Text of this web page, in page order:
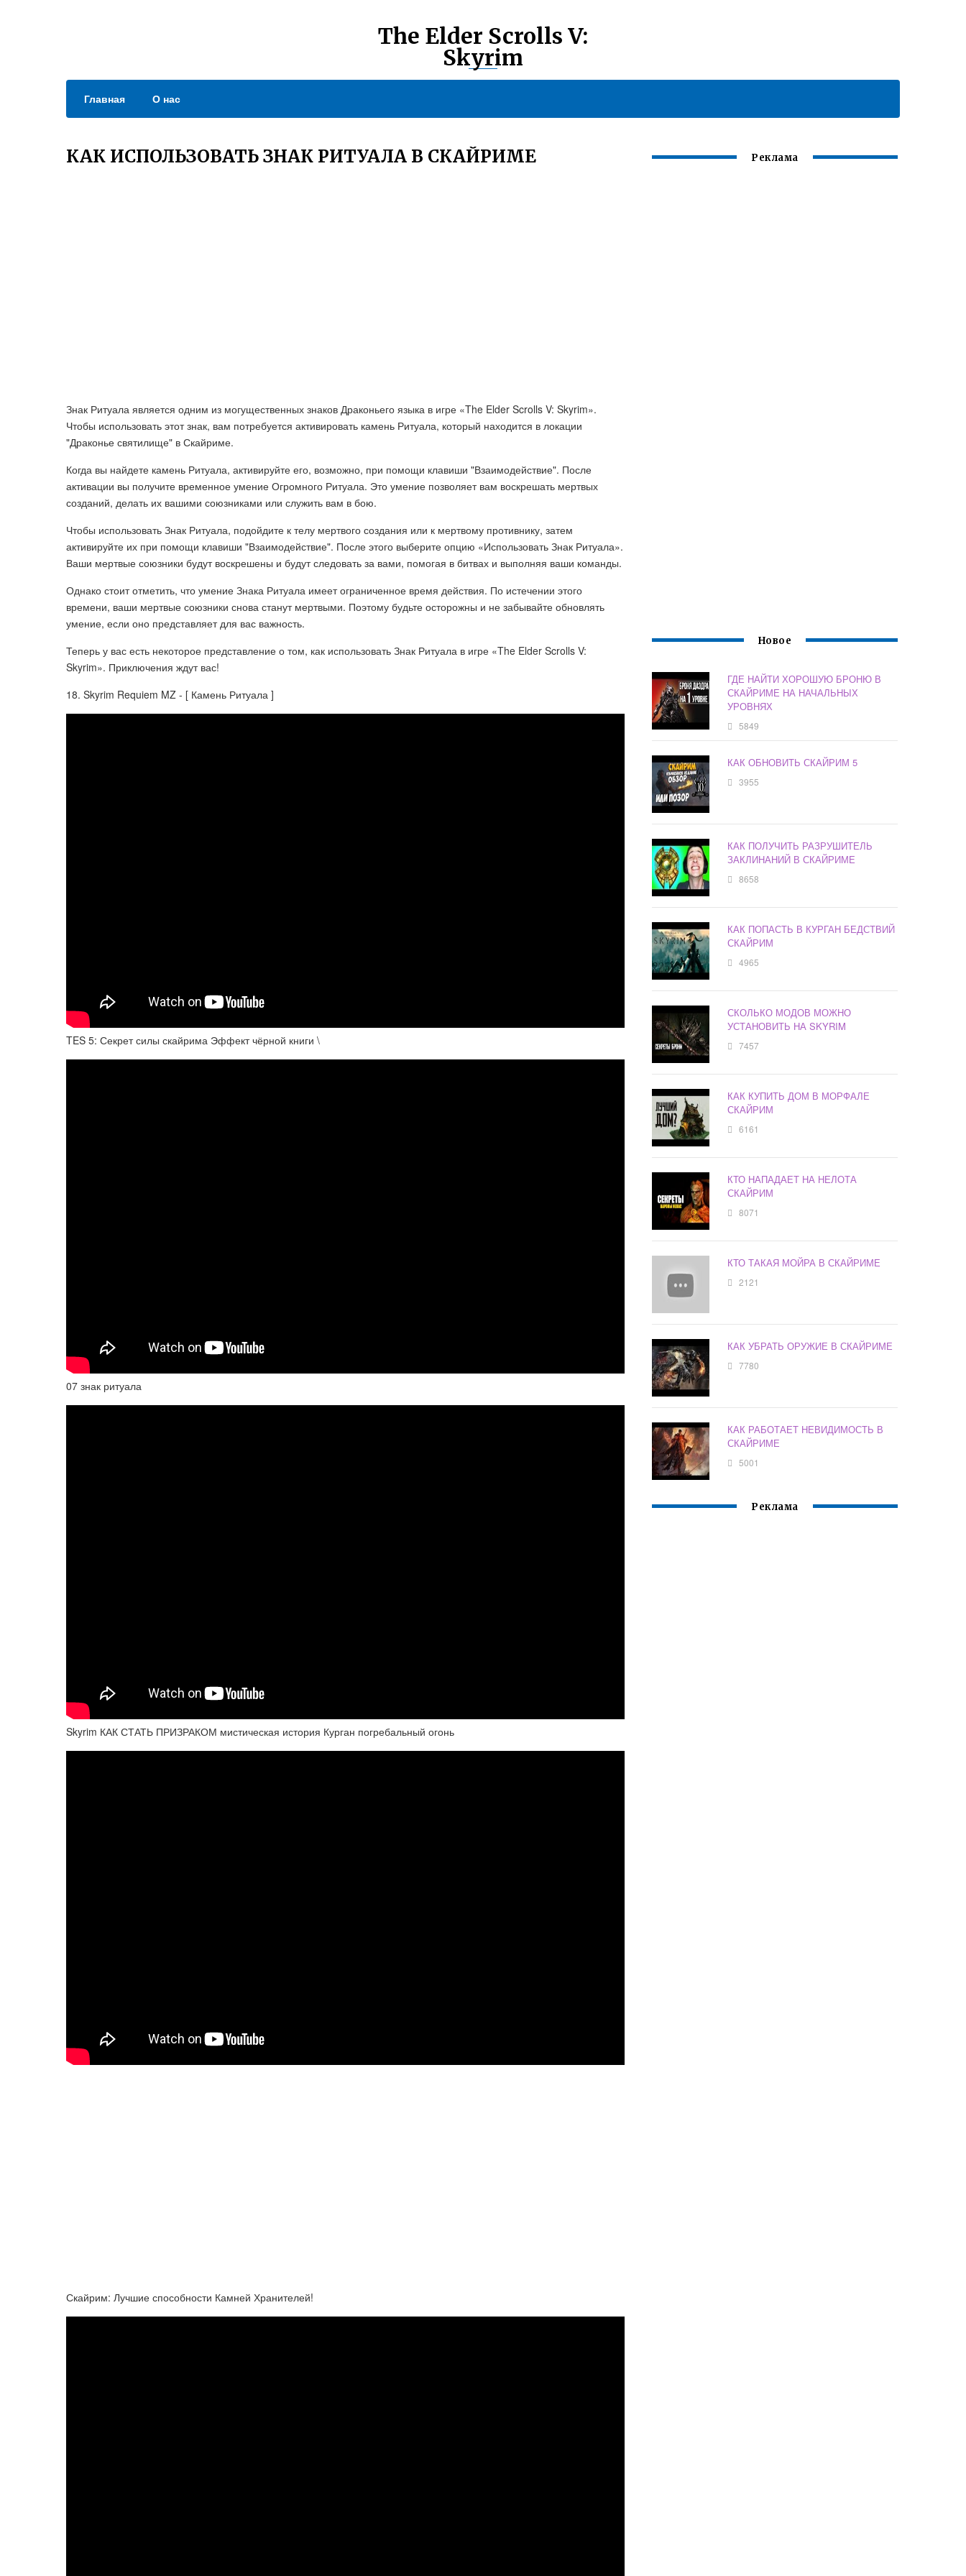
The Elder Scrolls V:
Skyrim
Главная О нас
КАК ИСПОЛЬЗОВАТЬ ЗНАК РИТУАЛА В СКАЙРИМЕ
Знак Ритуала является одним из могущественных знаков Драконьего языка в игре «The Elder Scrolls V: Skyrim».
Чтобы использовать этот знак, вам потребуется активировать камень Ритуала, который находится в локации
"Драконье святилище" в Скайриме.
Когда вы найдете камень Ритуала, активируйте его, возможно, при помощи клавиши "Взаимодействие". После
активации вы получите временное умение Огромного Ритуала. Это умение позволяет вам воскрешать мертвых
созданий, делать их вашими союзниками или служить вам в бою.
Чтобы использовать Знак Ритуала, подойдите к телу мертвого создания или к мертвому противнику, затем
активируйте их при помощи клавиши "Взаимодействие". После этого выберите опцию «Использовать Знак Ритуала».
Ваши мертвые союзники будут воскрешены и будут следовать за вами, помогая в битвах и выполняя ваши команды.
Однако стоит отметить, что умение Знака Ритуала имеет ограниченное время действия. По истечении этого
времени, ваши мертвые союзники снова станут мертвыми. Поэтому будьте осторожны и не забывайте обновлять
умение, если оно представляет для вас важность.
Теперь у вас есть некоторое представление о том, как использовать Знак Ритуала в игре «The Elder Scrolls V:
Skyrim». Приключения ждут вас!
18. Skyrim Requiem MZ - [ Камень Ритуала ]
TES 5: Секрет силы скайрима Эффект чёрной книги \
07 знак ритуала
Skyrim КАК СТАТЬ ПРИЗРАКОМ мистическая история Курган погребальный огонь
Скайрим: Лучшие способности Камней Хранителей!
Реклама
Новое
ГДЕ НАЙТИ ХОРОШУЮ БРОНЮ В
СКАЙРИМЕ НА НАЧАЛЬНЫХ
УРОВНЯХ
5849
КАК ОБНОВИТЬ СКАЙРИМ 5
3955
КАК ПОЛУЧИТЬ РАЗРУШИТЕЛЬ
ЗАКЛИНАНИЙ В СКАЙРИМЕ
8658
КАК ПОПАСТЬ В КУРГАН БЕДСТВИЙ
СКАЙРИМ
4965
СКОЛЬКО МОДОВ МОЖНО
УСТАНОВИТЬ НА SKYRIM
7457
КАК КУПИТЬ ДОМ В МОРФАЛЕ
СКАЙРИМ
6161
КТО НАПАДАЕТ НА НЕЛОТА
СКАЙРИМ
8071
КТО ТАКАЯ МОЙРА В СКАЙРИМЕ
2121
КАК УБРАТЬ ОРУЖИЕ В СКАЙРИМЕ
7780
КАК РАБОТАЕТ НЕВИДИМОСТЬ В
СКАЙРИМЕ
5001
Реклама